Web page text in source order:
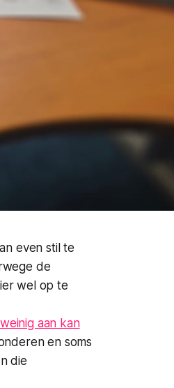
even stil te
de
wel op te
aan kan
en soms
die